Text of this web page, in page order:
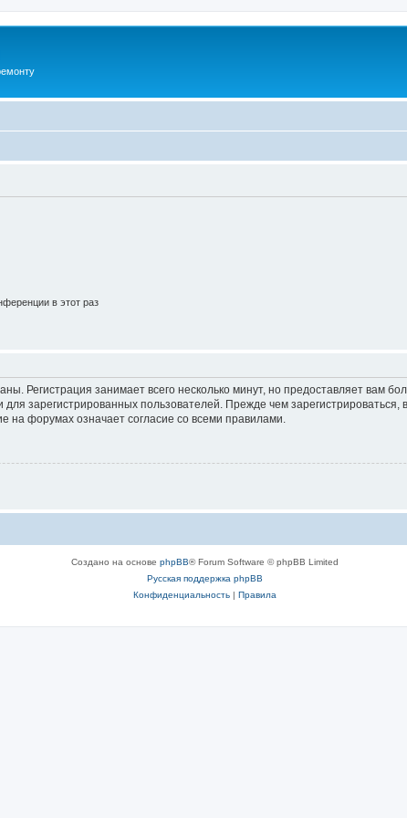
в этот раз
Регистрация занимает всего несколько минут, но предоставляет вам
зарегистрированных пользователей. Прежде чем
форумах означает согласие со всеми правилами.
Создано на основе phpBB® Forum Software © phpBB Limited
Русская поддержка phpBB
Конфиденциальность| Правила